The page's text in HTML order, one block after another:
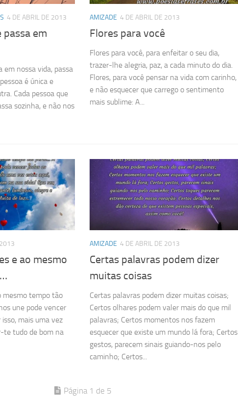
4 DE ABRIL DE 2013
passa em
em nossa vida, passa
é única e
Cada pessoa que
sozinha, e não nos
AMIZADE 4 DE ABRIL DE 2013
Flores para você
Flores para você, para enfeitar o seu dia,
trazer-lhe alegria, paz, a cada minuto do dia.
Flores, para você pensar na vida com carinho,
e não esquecer que carrego o sentimento
mais sublime: A...
e ao mesmo
mesmo tempo tão
une pode vencer
mais uma vez
te tudo de bom na
AMIZADE 4 DE ABRIL DE 2013
Certas palavras podem dizer
muitas coisas
Certas palavras podem dizer muitas coisas;
Certos olhares podem valer mais do que mil
palavras; Certos momentos nos fazem
esquecer que existe um mundo lá fora; Certos
gestos, parecem sinais guiando-nos pelo
caminho; Certos...
Página 1 de 5